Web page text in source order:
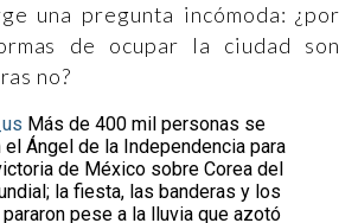
una pregunta incómoda: ¿por
de ocupar la ciudad son
no?
Más de 400 mil personas se
el Ángel de la Independencia para
de México sobre Corea del
la fiesta, las banderas y los
pese a la lluvia que azotó